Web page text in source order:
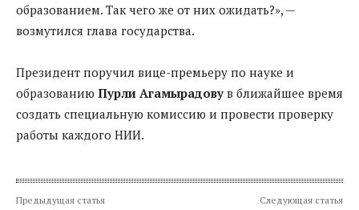
образованием. Так чего же от них ожидать?», —
возмутился глава государства.
Президент поручил вице-премьеру по науке и
образованию Пурли Агамырадову в ближайшее время
создать специальную комиссию и провести проверку
работы каждого НИИ.
Предыдущая статья Следующая статья